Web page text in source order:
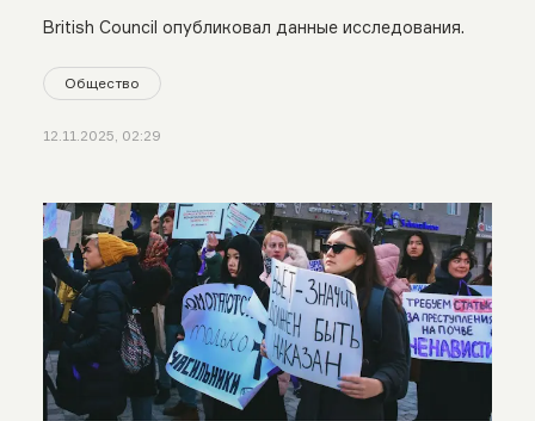
British Council опубликовал данные исследования.
Общество
12.11.2025, 02:29